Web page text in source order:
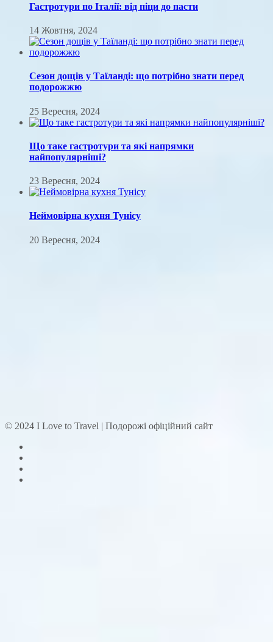
Гастротури по Італії: від піци до пасти
14 Жовтня, 2024
Сезон дощів у Таїланді: що потрібно знати перед
подорожжю
25 Вересня, 2024
Що таке гастротури та які напрямки
найпопулярніші?
23 Вересня, 2024
Неймовірна кухня Тунісу
20 Вересня, 2024
© 2024 I Love to Travel | Подорожі офіційний сайт